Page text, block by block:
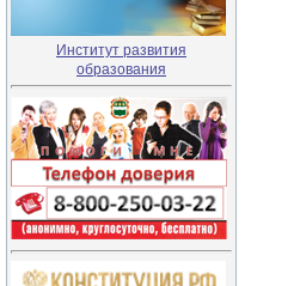
Институт развития
образования